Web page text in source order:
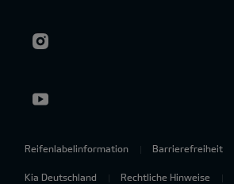
Reifenlabelinformation Barrierefreiheit
Kia Deutschland Rechtliche Hinweise